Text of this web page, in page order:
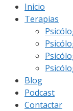
Inicio
Terapias
Blog
Podcast
Contactar